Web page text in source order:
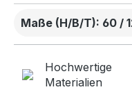
Maße (H/B/T): 60 /
Hochwertige
Materialien